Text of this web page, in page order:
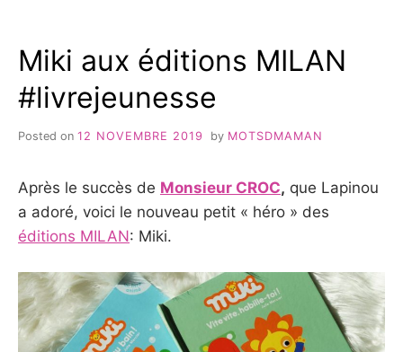
{LIVRE
JEUNESSE}
Miki aux éditions MILAN
#livrejeunesse
Posted on 12 NOVEMBRE 2019 by MOTSDMAMAN
Après le succès de Monsieur CROC, que Lapinou
a adoré, voici le nouveau petit « héro » des
éditions MILAN: Miki.